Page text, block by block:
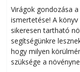
Virágok gondozása
ismertetése! A
sikeresen tart­ha­tó
segítségünkre
hogy milyen
szüksége a